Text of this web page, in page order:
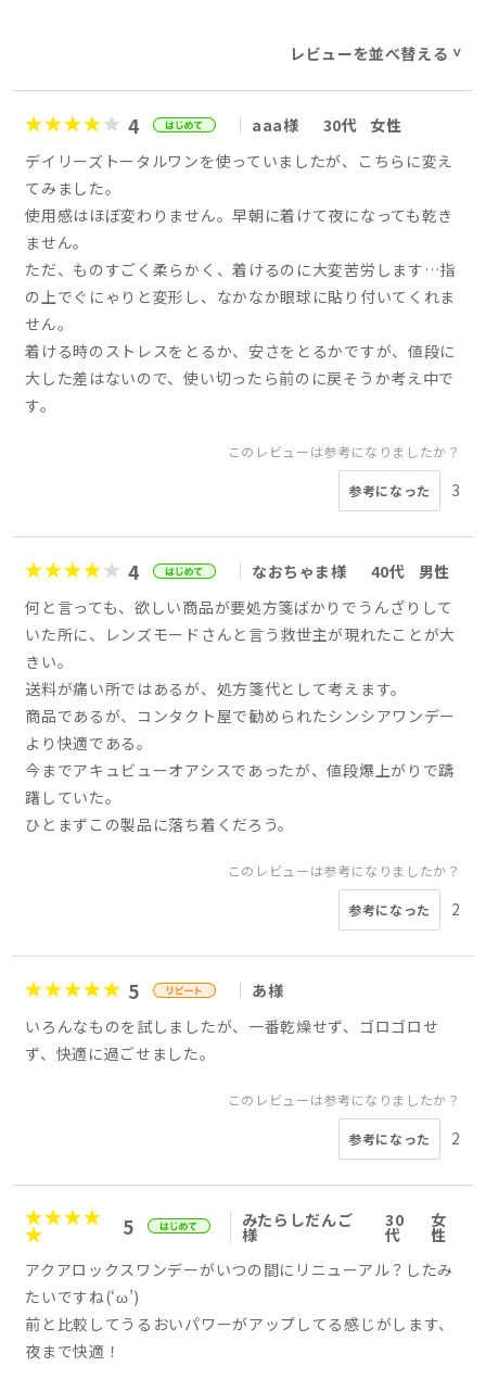
レビューを並べ替える >
4 aaa様 30代
女性
デイリーズトータルワンを使っていましたが、こちらに変え
てみました。
使用感はほぼ変わりません。早朝に着けて夜になっても乾き
ません。
ただ、ものすごく柔らかく、着けるのに大変苦労します…指
の上でぐにゃりと変形し、なかなか眼球に貼り付いてくれま
せん。
着ける時のストレスをとるか、安さをとるかですが、値段に
大した差はないので、使い切ったら前のに戻そうか考え中で
す。
このレビューは参考になりましたか？
参考になった 3
4 なおちゃま様 40代
男性
何と言っても、欲しい商品が要処方箋ばかりでうんざりして
いた所に、レンズモードさんと言う救世主が現れたことが大
きい。
送料が痛い所ではあるが、処方箋代として考えます。
商品であるが、コンタクト屋で勧められたシンシアワンデー
より快適である。
今までアキュビューオアシスであったが、値段爆上がりで躊
躇していた。
ひとまずこの製品に落ち着くだろう。
このレビューは参考になりましたか？
参考になった 2
5
あ様
いろんなものを試しましたが、一番乾燥せず、ゴロゴロせ
ず、快適に過ごせました。
このレビューは参考になりましたか？
参考になった 2
5 みたらしだんご
様
30
代
女
性
アクアロックスワンデーがいつの間にリニューアル？したみ
たいですね(‘ω’)
前と比較してうるおいパワーがアップしてる感じがします、
夜まで快適！